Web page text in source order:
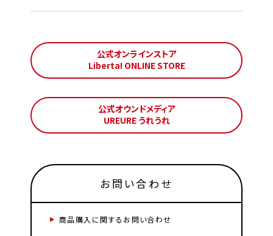
公式オンラインストア
Liberta! ONLINE STORE
公式オウンドメディア
UREURE うれうれ
お問い合わせ
商品購入に関するお問い合わせ